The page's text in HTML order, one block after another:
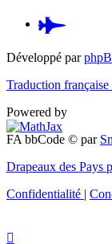
Pardus.at
(S’ouvre
nouvel
Développé par
Traduction
Powered by
FA bbCode © par
Drapeaux des Pays
Confidentialité |